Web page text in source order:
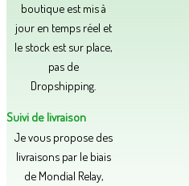
boutique est mis à
jour en temps réel et
le stock est sur place,
pas de
Dropshipping.
Suivi de livraison
Je vous propose des
livraisons par le biais
de Mondial Relay,